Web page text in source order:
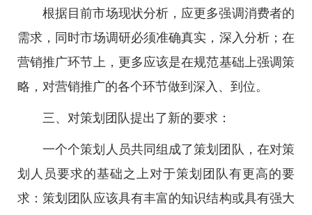
根据目前市场现状分析，应更多强调消费者的
需求，同时市场调研必须准确真实，深入分析；在
营销推广环节上，更多应该是在规范基础上强调策
略，对营销推广的各个环节做到深入、到位。
三、对策划团队提出了新的要求：
一个个策划人员共同组成了策划团队，在对策
划人员要求的基础之上对于策划团队有更高的要
求：策划团队应该具有丰富的知识结构或具有强大